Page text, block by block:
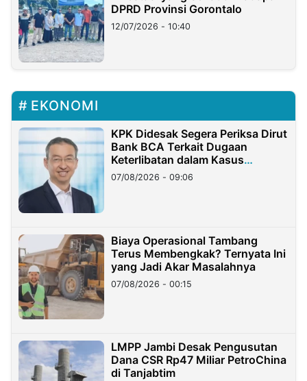
DPRD Provinsi Gorontalo
12/07/2026 - 10:40
EKONOMI
KPK Didesak Segera Periksa Dirut
Bank BCA Terkait Dugaan
Keterlibatan dalam Kasus
Hilangnya Dana Nasabah Rp2,58
Miliar
07/08/2026 - 09:06
Biaya Operasional Tambang
Terus Membengkak? Ternyata Ini
yang Jadi Akar Masalahnya
07/08/2026 - 00:15
LMPP Jambi Desak Pengusutan
Dana CSR Rp47 Miliar PetroChina
di Tanjabtim